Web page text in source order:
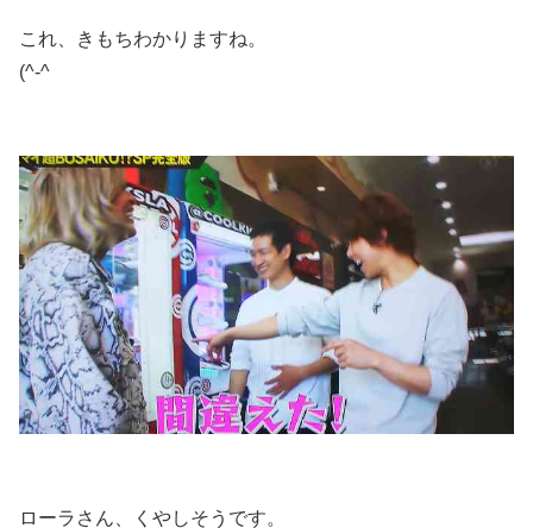
これ、きもちわかりますね。
(^-^
ローラさん、くやしそうです。